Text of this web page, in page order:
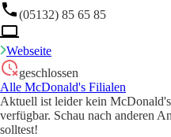
(05132) 85 65 85
Webseite
geschlossen
Alle McDonald's Filialen
Aktuell ist leider kein
verfügbar. Schau nach anderen
solltest!